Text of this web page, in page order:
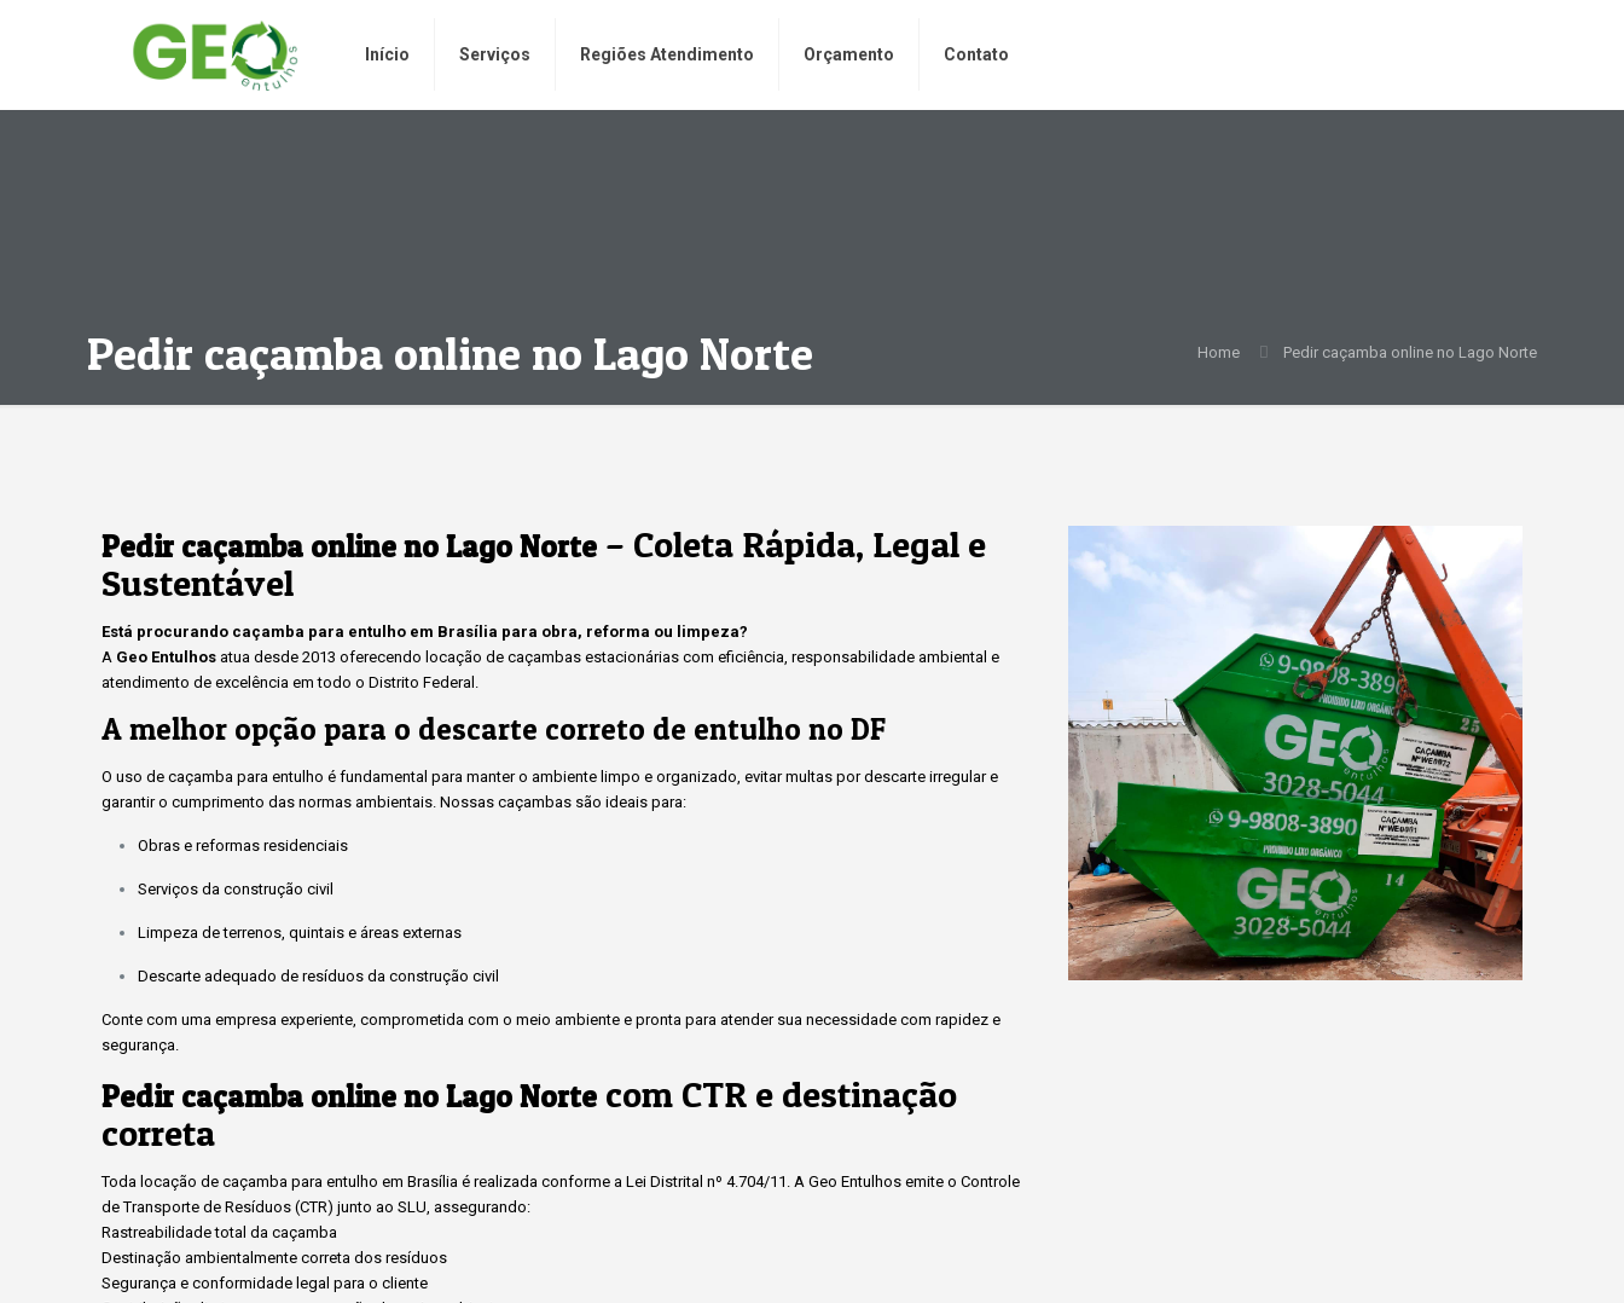
Início Serviços Regiões Atendimento Orçamento Contato
Pedir caçamba online no Lago Norte Home Pedir caçamba online no Lago Norte
Pedir caçamba online no Lago Norte – Coleta Rápida, Legal e
Sustentável
Está procurando caçamba para entulho em Brasília para obra, reforma ou limpeza?
A Geo Entulhos atua desde 2013 oferecendo locação de caçambas estacionárias com eficiência, responsabilidade ambiental e
atendimento de excelência em todo o Distrito Federal.
A melhor opção para o descarte correto de entulho no DF
O uso de caçamba para entulho é fundamental para manter o ambiente limpo e organizado, evitar multas por descarte irregular e
garantir o cumprimento das normas ambientais. Nossas caçambas são ideais para:
Obras e reformas residenciais
Serviços da construção civil
Limpeza de terrenos, quintais e áreas externas
Descarte adequado de resíduos da construção civil
Conte com uma empresa experiente, comprometida com o meio ambiente e pronta para atender sua necessidade com rapidez e
segurança.
Pedir caçamba online no Lago Norte com CTR e destinação
correta
Toda locação de caçamba para entulho em Brasília é realizada conforme a Lei Distrital nº 4.704/11. A Geo Entulhos emite o Controle
de Transporte de Resíduos (CTR) junto ao SLU, assegurando:
Rastreabilidade total da caçamba
Destinação ambientalmente correta dos resíduos
Segurança e conformidade legal para o cliente